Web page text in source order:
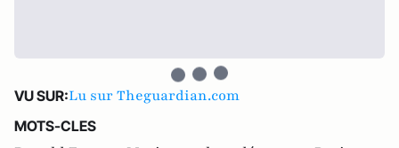
VU SUR:Lu sur Theguardian.com
MOTS-CLES